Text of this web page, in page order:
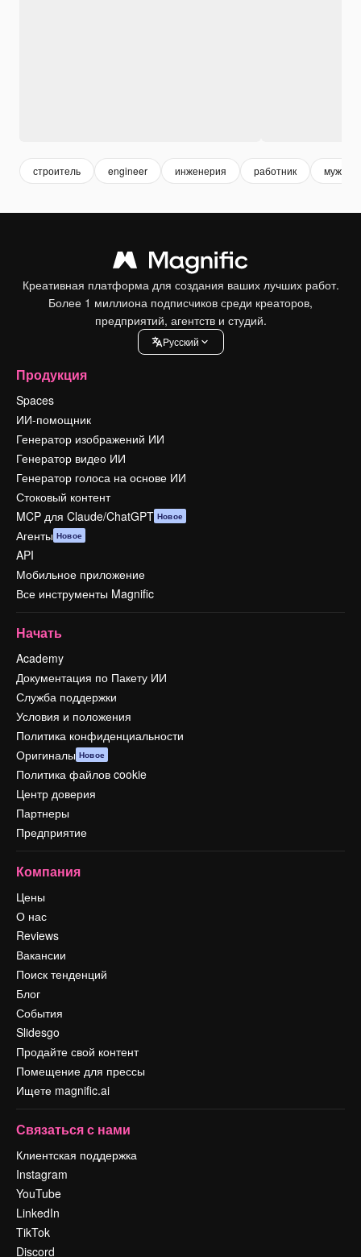
строитель engineer инженерия работник
Креативная платформа для создания ваших лучших работ.
Более 1 миллиона подписчиков среди креаторов,
предприятий, агентств и студий.
Pусский
Продукция
Spaces
ИИ-помощник
Генератор изображений ИИ
Генератор видео ИИ
Генератор голоса на основе ИИ
Стоковый контент
MCP для Claude/ChatGPT Новое
Агенты Новое
API
Мобильное приложение
Все инструменты Magnific
Начать
Academy
Документация по Пакету ИИ
Служба поддержки
Условия и положения
Политика конфиденциальности
Оригиналы Новое
Политика файлов cookie
Центр доверия
Партнеры
Предприятие
Компания
Цены
О нас
Reviews
Вакансии
Поиск тенденций
Блог
События
Slidesgo
Продайте свой контент
Помещение для прессы
Ищете magnific.ai
Связаться с нами
Клиентская поддержка
Instagram
YouTube
LinkedIn
TikTok
Discord